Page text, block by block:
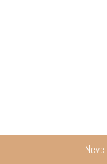
Neve